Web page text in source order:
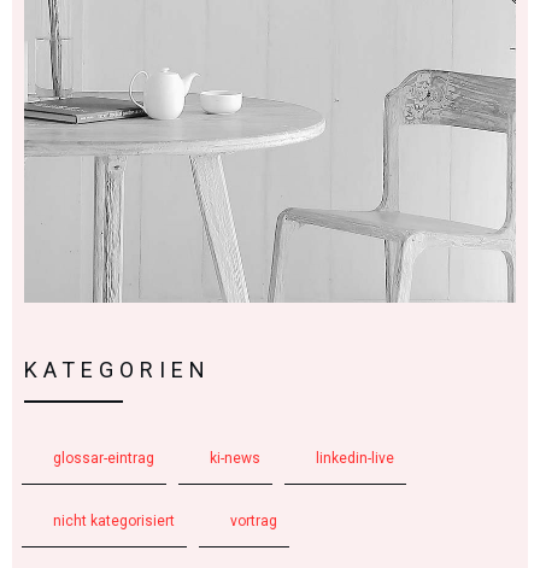
KATEGORIEN
glossar-eintrag ki-news linkedin-live
nicht kategorisiert vortrag